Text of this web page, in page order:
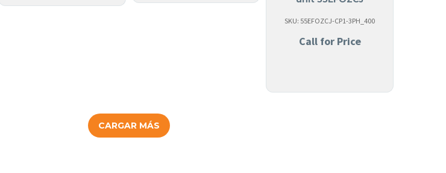
SKU: 55EFOZCJ-CP1-3PH_400
Call for Price
CARGAR MÁS